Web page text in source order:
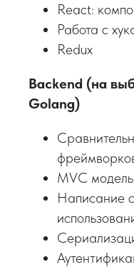
React:
Работа с
Redux
Backend (на
Golang)
MVC модель
Написание
не только
покажет на
организует
сессию, чтобы
пробелы в
на вопросы во
обучения
держит руку на
корректирует
программу при